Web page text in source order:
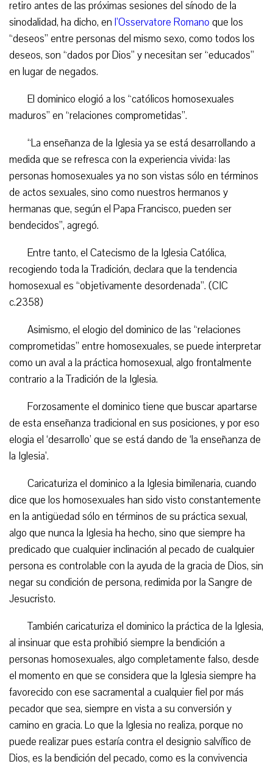
retiro antes de las próximas sesiones del sínodo de la
sinodalidad, ha dicho, en l’Osservatore Romano que los
“deseos” entre personas del mismo sexo, como todos los
deseos, son “dados por Dios” y necesitan ser “educados”
en lugar de negados.
El dominico elogió a los “católicos homosexuales
maduros” en “relaciones comprometidas”.
“La enseñanza de la Iglesia ya se está desarrollando a
medida que se refresca con la experiencia vivida: las
personas homosexuales ya no son vistas sólo en términos
de actos sexuales, sino como nuestros hermanos y
hermanas que, según el Papa Francisco, pueden ser
bendecidos”, agregó.
Entre tanto, el Catecismo de la Iglesia Católica,
recogiendo toda la Tradición, declara que la tendencia
homosexual es “objetivamente desordenada”. (CIC
c.2358)
Asimismo, el elogio del dominico de las “relaciones
comprometidas” entre homosexuales, se puede interpretar
como un aval a la práctica homosexual, algo frontalmente
contrario a la Tradición de la Iglesia.
Forzosamente el dominico tiene que buscar apartarse
de esta enseñanza tradicional en sus posiciones, y por eso
elogia el ‘desarrollo’ que se está dando de ‘la enseñanza de
la Iglesia’.
Caricaturiza el dominico a la Iglesia bimilenaria, cuando
dice que los homosexuales han sido visto constantemente
en la antigüedad sólo en términos de su práctica sexual,
algo que nunca la Iglesia ha hecho, sino que siempre ha
predicado que cualquier inclinación al pecado de cualquier
persona es controlable con la ayuda de la gracia de Dios, sin
negar su condición de persona, redimida por la Sangre de
Jesucristo.
También caricaturiza el dominico la práctica de la Iglesia,
al insinuar que esta prohibió siempre la bendición a
personas homosexuales, algo completamente falso, desde
el momento en que se considera que la Iglesia siempre ha
favorecido con ese sacramental a cualquier fiel por más
pecador que sea, siempre en vista a su conversión y
camino en gracia. Lo que la Iglesia no realiza, porque no
puede realizar pues estaría contra el designio salvífico de
Dios, es la bendición del pecado, como es la convivencia